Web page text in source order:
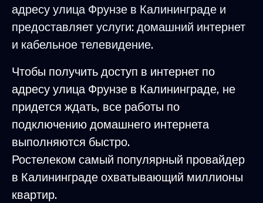
адресу улица Фрунзе в Калининграде и
предоставляет услуги: домашний интернет
и кабельное телевидение.
Чтобы получить доступ в интернет по
адресу улица Фрунзе в Калининграде, не
придется ждать, все работы по
подключению домашнего интернета
выполняются быстро.
Ростелеком самый популярный провайдер
в Калининграде охватывающий миллионы
квартир.